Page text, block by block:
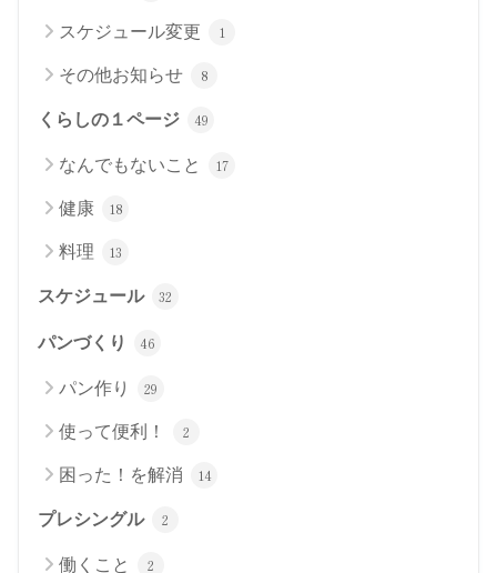
スケジュール変更 1
その他お知らせ 8
くらしの１ページ 49
なんでもないこと 17
健康 18
料理 13
スケジュール 32
パンづくり 46
パン作り 29
使って便利！ 2
困った！を解消 14
プレシングル 2
働くこと 2